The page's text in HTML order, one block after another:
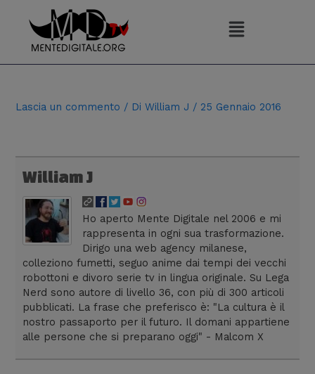
contenuto
Lascia un commento / DiWilliam J / 25 Gennaio 2016
William J
Ho aperto Mente Digitale nel 2006 e mi
rappresenta in ogni sua trasformazione.
Dirigo una web agency milanese,
colleziono fumetti, seguo anime dai tempi dei vecchi
robottoni e divoro serie tv in lingua originale. Su Lega
Nerd sono autore di livello 36, con più di 300 articoli
pubblicati. La frase che preferisco è: "La cultura è il
nostro passaporto per il futuro. Il domani appartiene
alle persone che si preparano oggi" - Malcom X